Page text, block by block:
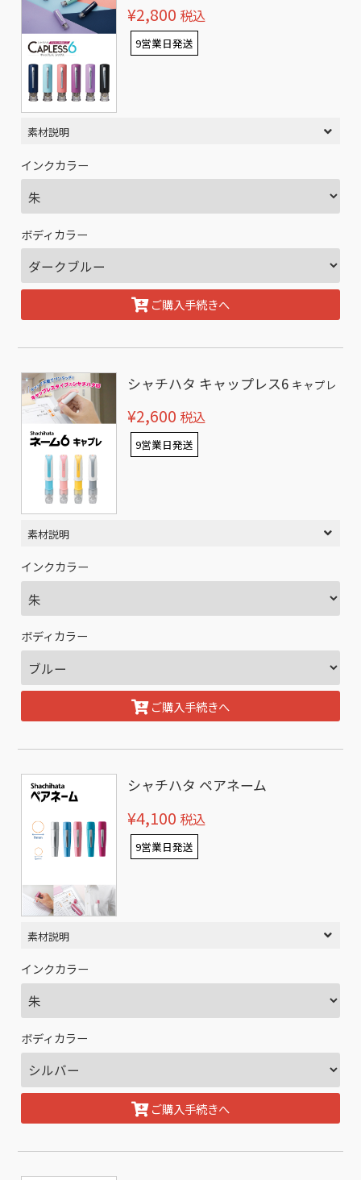
¥2,800 税込
9営業日発送
素材説明
インクカラー
ボディカラー
ご購入手続きへ
シャチハタ キャップレス6 キャプレ
¥2,600 税込
9営業日発送
素材説明
インクカラー
ボディカラー
ご購入手続きへ
シャチハタ ペアネーム
¥4,100 税込
9営業日発送
素材説明
インクカラー
ボディカラー
ご購入手続きへ